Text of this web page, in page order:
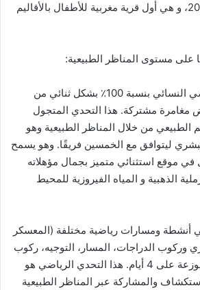
أبوابها بالداخلة سنة 2025، و هي أول قرية مغربية للأطفال بالأقاليم
على مستوى المناظر الطبيعية:
ينظم هذا الحدث الرياضي النسائي بنسبة 100٪ بشكل ثنائي من
مغامرة مشتركة. هذا التحدي المتجول
الطبيعي من خلال المناظر الطبيعية وهو
ليتوافق مع الخمسين فريقًا. وهو يسمح
موقع استثنائي متميز بجمال مؤهلاته
الذهبية و المياه الفيروزية للمحيط
أنشطة ومسارات رياضية مختلفة (المعسكر
وركوب الدراجات، المسار، التوجيه، ركوب
الدراجات في الجبال) موزعة على 4 أيام. هذا التحدي الرياضي هو
والمشاركة عبر المناظر الطبيعية